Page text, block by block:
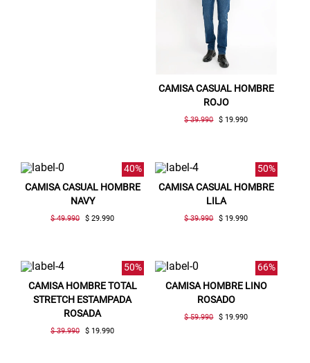
CAMISA CASUAL HOMBRE
ROJO
$ 39.990 $ 19.990
40%
CAMISA CASUAL HOMBRE
NAVY
$ 49.990 $ 29.990
50%
CAMISA CASUAL HOMBRE
LILA
$ 39.990 $ 19.990
50%
CAMISA HOMBRE TOTAL
STRETCH ESTAMPADA
ROSADA
$ 39.990 $ 19.990
66%
CAMISA HOMBRE LINO
ROSADO
$ 59.990 $ 19.990
Aquí esta tu cupón, usalo en tu siguiente
compra. Valido por 72 hrs.